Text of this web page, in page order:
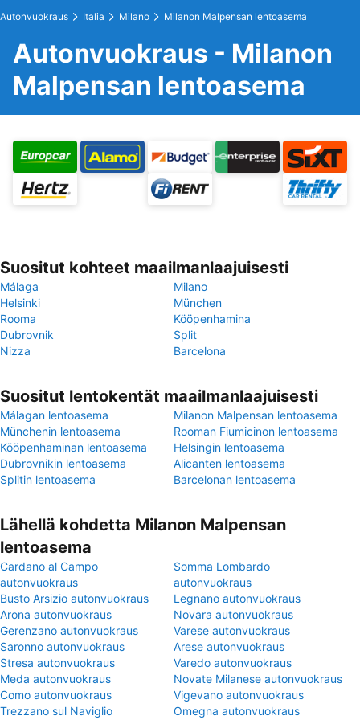
Autonvuokraus Italia Milano Milanon Malpensan lentoasema
Autonvuokraus - Milanon
Malpensan lentoasema
Suositut kohteet maailmanlaajuisesti
Málaga
Milano
Helsinki
München
Rooma
Kööpenhamina
Dubrovnik
Split
Nizza
Barcelona
Suositut lentokentät maailmanlaajuisesti
Málagan lentoasema
Milanon Malpensan lentoasema
Münchenin lentoasema
Rooman Fiumicinon lentoasema
Kööpenhaminan lentoasema
Helsingin lentoasema
Dubrovnikin lentoasema
Alicanten lentoasema
Splitin lentoasema
Barcelonan lentoasema
Lähellä kohdetta Milanon Malpensan
lentoasema
Cardano al Campo
autonvuokraus
Somma Lombardo
autonvuokraus
Busto Arsizio autonvuokraus
Legnano autonvuokraus
Arona autonvuokraus
Novara autonvuokraus
Gerenzano autonvuokraus
Varese autonvuokraus
Saronno autonvuokraus
Arese autonvuokraus
Stresa autonvuokraus
Varedo autonvuokraus
Meda autonvuokraus
Novate Milanese autonvuokraus
Como autonvuokraus
Vigevano autonvuokraus
Trezzano sul Naviglio
Omegna autonvuokraus